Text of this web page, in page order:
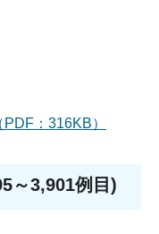
：316KB）
～3,901例目)